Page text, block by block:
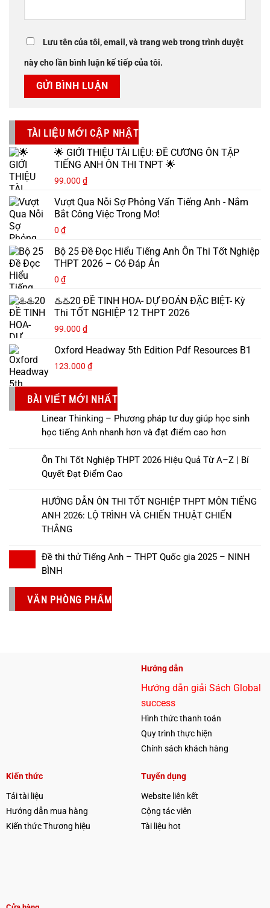
Lưu tên của tôi, email, và trang web trong trình duyệt
này cho lần bình luận kế tiếp của tôi.
TÀI LIỆU MỚI CẬP NHẬT
🌟 GIỚI THIỆU TÀI LIỆU: ĐỀ CƯƠNG ÔN TẬP
TIẾNG ANH ÔN THI TNPT 🌟
99.000 ₫
Vượt Qua Nỗi Sợ Phỏng Vấn Tiếng Anh - Nắm
Bắt Công Việc Trong Mơ!
0 ₫
Bộ 25 Đề Đọc Hiểu Tiếng Anh Ôn Thi Tốt Nghiệp
THPT 2026 – Có Đáp Án
0 ₫
♨️♨️20 ĐỀ TINH HOA- DỰ ĐOÁN ĐẶC BIỆT- Kỳ
Thi TỐT NGHIỆP 12 THPT 2026
99.000 ₫
Oxford Headway 5th Edition Pdf Resources B1
123.000 ₫
BÀI VIẾT MỚI NHẤT
Linear Thinking – Phương pháp tư duy giúp học sinh
học tiếng Anh nhanh hơn và đạt điểm cao hơn
Ôn Thi Tốt Nghiệp THPT 2026 Hiệu Quả Từ A–Z | Bí
Quyết Đạt Điểm Cao
HƯỚNG DẪN ÔN THI TỐT NGHIỆP THPT MÔN TIẾNG
ANH 2026: LỘ TRÌNH VÀ CHIẾN THUẬT CHIẾN
THẮNG
Đề thi thử Tiếng Anh – THPT Quốc gia 2025 – NINH
BÌNH
VĂN PHÒNG PHẨM
Hướng dẫn
Hướng dẫn giải Sách Global
success
Hình thức thanh toán
Quy trình thực hiện
Chính sách khách hàng
Kiến thức
Tải tài liệu
Hướng dẫn mua hàng
Kiến thức Thương hiệu
Tuyển dụng
Website liên kết
Cộng tác viên
Tài liệu hot